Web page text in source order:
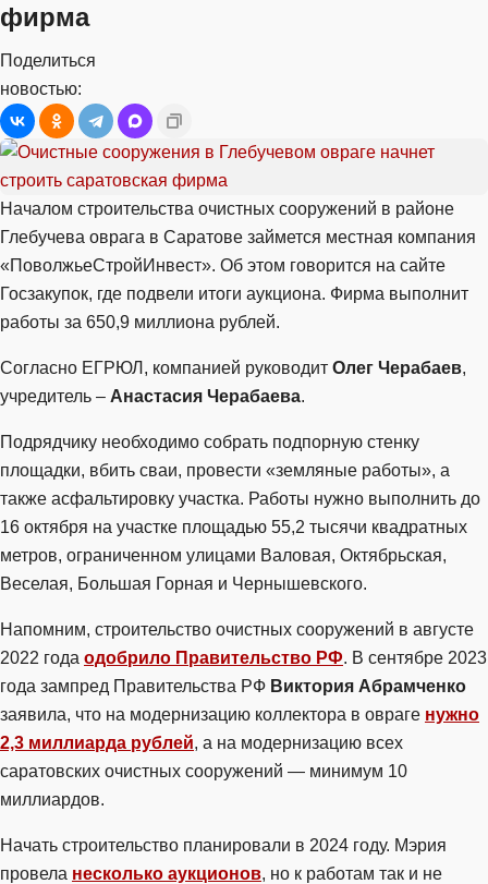
фирма
Поделиться
новостью:
Началом строительства очистных сооружений в районе
Глебучева оврага в Саратове займется местная компания
«ПоволжьеСтройИнвест». Об этом говорится на сайте
Госзакупок, где подвели итоги аукциона. Фирма выполнит
работы за 650,9 миллиона рублей.
Согласно ЕГРЮЛ, компанией руководит Олег Черабаев,
учредитель – Анастасия Черабаева.
Подрядчику необходимо собрать подпорную стенку
площадки, вбить сваи, провести «земляные работы», а
также асфальтировку участка. Работы нужно выполнить до
16 октября на участке площадью 55,2 тысячи квадратных
метров, ограниченном улицами Валовая, Октябрьская,
Веселая, Большая Горная и Чернышевского.
Напомним, строительство очистных сооружений в августе
2022 года одобрило Правительство РФ. В сентябре 2023
года зампред Правительства РФ Виктория Абрамченко
заявила, что на модернизацию коллектора в овраге нужно
2,3 миллиарда рублей, а на модернизацию всех
саратовских очистных сооружений — минимум 10
миллиардов.
Начать строительство планировали в 2024 году. Мэрия
провела несколько аукционов, но к работам так и не